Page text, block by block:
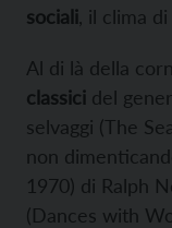
sociali , il clima di
Al di là della
classici del
selvaggi (The
non
1970) di Ralph
(Dances with